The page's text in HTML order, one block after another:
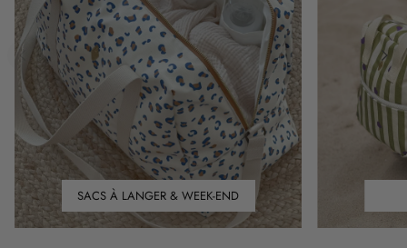
SACS À LANGER & WEEK-END